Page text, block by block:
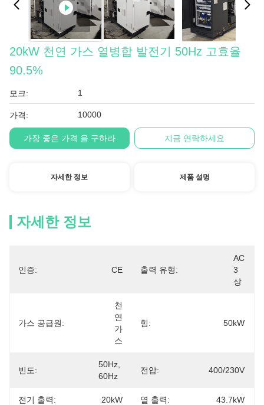
20kW 천연 가스 열병합 발전기 50Hz 고효율
90.5%
모크: 1
가격: 10000
가장 좋은 가격 을 구하라 지금 연락하세요
자세한 정보 제품 설명
자세한 정보
인증: CE 출력 유형:
AC
3
상
가스 공급원:
천
연
가
스
힘: 50kW
빈도:
50Hz,
60Hz
전압: 400/230V
전기 출력: 20kW 열 출력: 43.7kW